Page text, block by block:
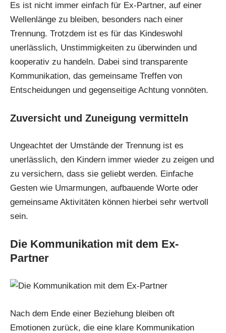
Es ist nicht immer einfach für Ex-Partner, auf einer
Wellenlänge zu bleiben, besonders nach einer
Trennung. Trotzdem ist es für das Kindeswohl
unerlässlich, Unstimmigkeiten zu überwinden und
kooperativ zu handeln. Dabei sind transparente
Kommunikation, das gemeinsame Treffen von
Entscheidungen und gegenseitige Achtung vonnöten.
Zuversicht und Zuneigung vermitteln
Ungeachtet der Umstände der Trennung ist es
unerlässlich, den Kindern immer wieder zu zeigen und
zu versichern, dass sie geliebt werden. Einfache
Gesten wie Umarmungen, aufbauende Worte oder
gemeinsame Aktivitäten können hierbei sehr wertvoll
sein.
Die Kommunikation mit dem Ex-
Partner
Nach dem Ende einer Beziehung bleiben oft
Emotionen zurück, die eine klare Kommunikation